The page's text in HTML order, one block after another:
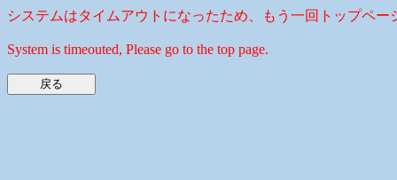
システムはタイムアウトになったため、もう一回トップペー
System is timeouted, Please go to the top page.